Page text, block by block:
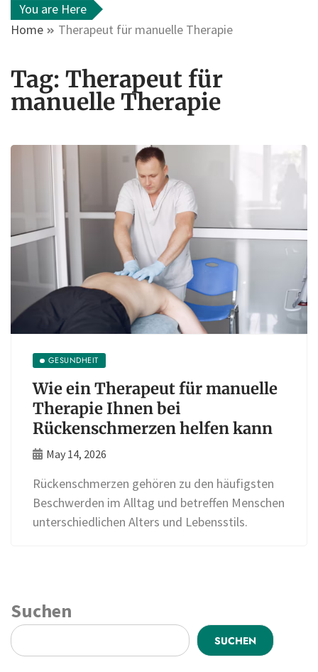
You are Here
Home
Therapeut für manuelle Therapie
Tag: Therapeut für
manuelle Therapie
GESUNDHEIT
Wie ein Therapeut für manuelle
Therapie Ihnen bei
Rückenschmerzen helfen kann
May 14, 2026
Rückenschmerzen gehören zu den häufigsten
Beschwerden im Alltag und betreffen Menschen
unterschiedlichen Alters und Lebensstils.
Suchen
SUCHEN